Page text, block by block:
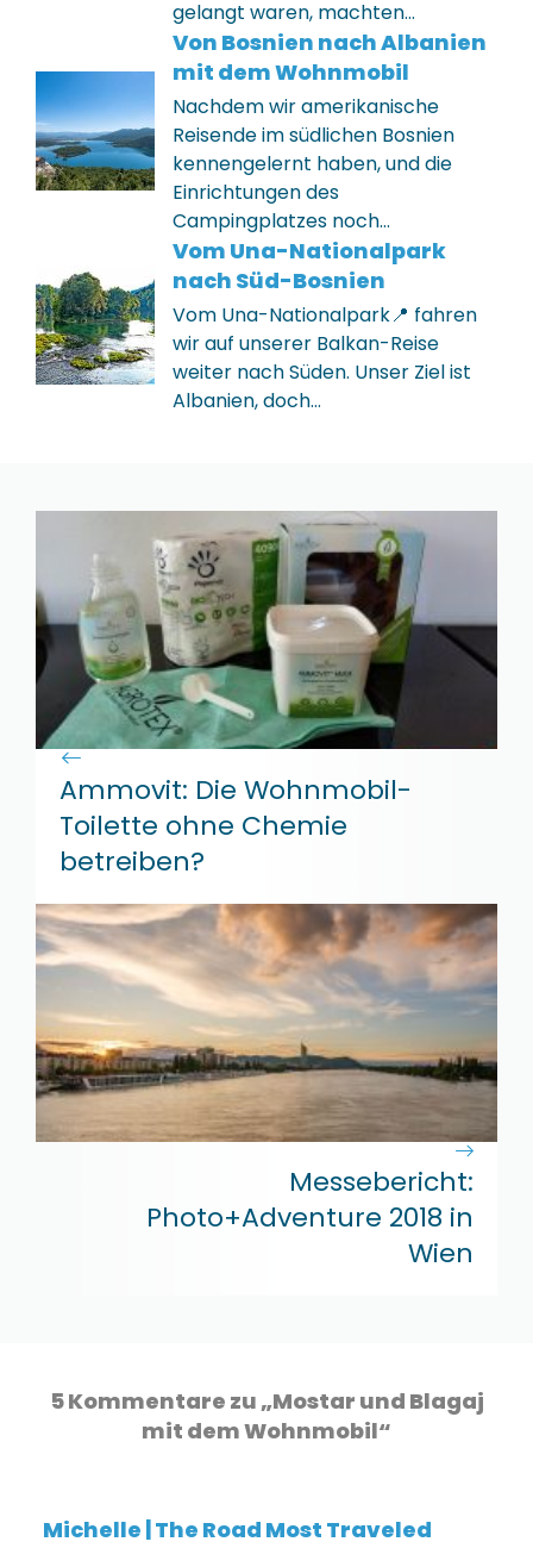
gelangt waren, machten…
Von Bosnien nach Albanien
mit dem Wohnmobil
Nachdem wir amerikanische
Reisende im südlichen Bosnien
kennengelernt haben, und die
Einrichtungen des
Campingplatzes noch…
Vom Una-Nationalpark
nach Süd-Bosnien
Vom Una-Nationalpark📍 fahren
wir auf unserer Balkan-Reise
weiter nach Süden. Unser Ziel ist
Albanien, doch…
Ammovit: Die Wohnmobil-
Toilette ohne Chemie
betreiben?
Messebericht:
Photo+Adventure 2018 in
Wien
5 Kommentare zu „Mostar und Blagaj
mit dem Wohnmobil“
Michelle | The Road Most Traveled